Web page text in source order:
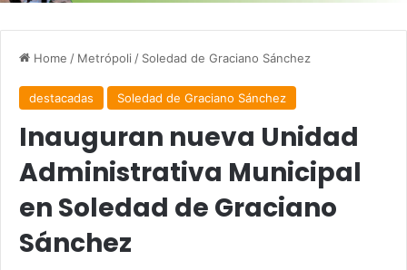
Home / Metrópoli / Soledad de Graciano Sánchez
destacadas Soledad de Graciano Sánchez
Inauguran nueva Unidad
Administrativa Municipal
en Soledad de Graciano
Sánchez